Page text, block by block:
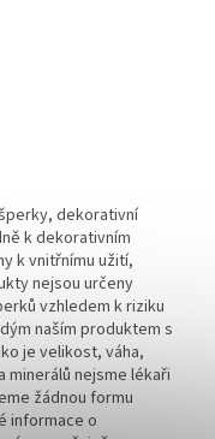
dekorativní
k dekorativním
k vnitřnímu užití,
nejsou určeny
vzhledem k riziku
naším produktem s
je velikost, váha,
minerálů nejsme lékaři
žádnou formu
informace o